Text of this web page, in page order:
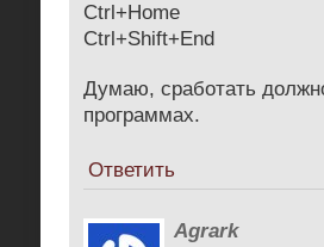
Ctrl+Home
Ctrl+Shift+End
Думаю, сработать
программах.
Ответить
Agrark